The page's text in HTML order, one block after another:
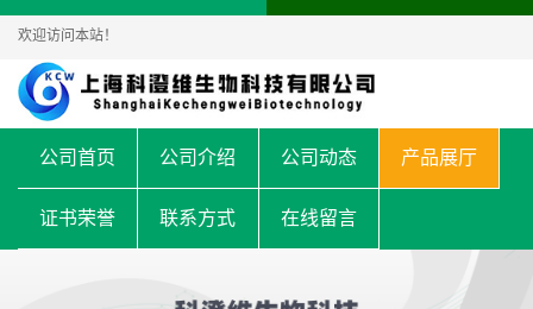
欢迎访问本站！
公司首页 公司介绍 公司动态 产品展厅
证书荣誉 联系方式 在线留言